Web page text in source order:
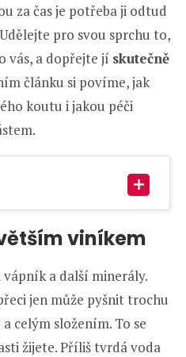
za čas je potřeba ji odtud
pro svou sprchu to,
vás, a dopřejte jí skutečně
článku si povíme, jak
koutu i jakou péči
viníkem
vápník a další minerály.
jen může pyšnit trochu
celým složením. To se
žijete. Příliš tvrdá voda